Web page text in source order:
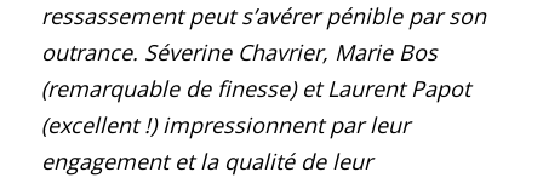
ressassement peut s’avérer pénible par son
outrance. Séverine Chavrier, Marie Bos
(remarquable de finesse) et Laurent Papot
(excellent !) impressionnent par leur
engagement et la qualité de leur